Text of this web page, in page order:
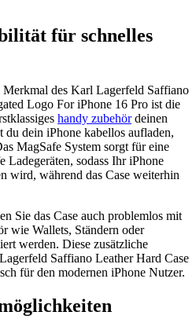
für schnelles
Merkmal des Karl Lagerfeld Saffiano
Logo For iPhone 16 Pro ist die
handy zubehördeinen
dein iPhone kabellos aufladen,
MagSafe System sorgt für eine
Ladegeräten, sodass Ihr iPhone
wird, während das Case weiterhin
Sie das Case auch problemlos mit
wie Wallets, Ständern oder
werden. Diese zusätzliche
Saffiano Leather Hard Case
für den modernen iPhone Nutzer.